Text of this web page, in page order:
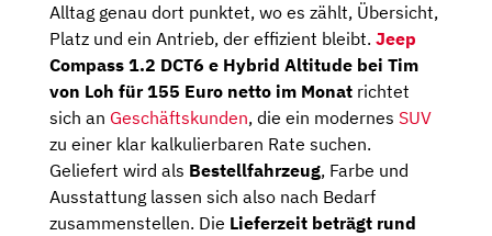
Alltag genau dort punktet, wo es zählt, Übersicht,
Platz und ein Antrieb, der effizient bleibt. Jeep
Compass 1.2 DCT6 e Hybrid Altitude bei Tim
von Loh für 155 Euro netto im Monat richtet
sich an Geschäftskunden, die ein modernes SUV
zu einer klar kalkulierbaren Rate suchen.
Geliefert wird als Bestellfahrzeug, Farbe und
Ausstattung lassen sich also nach Bedarf
zusammenstellen. Die Lieferzeit beträgt rund